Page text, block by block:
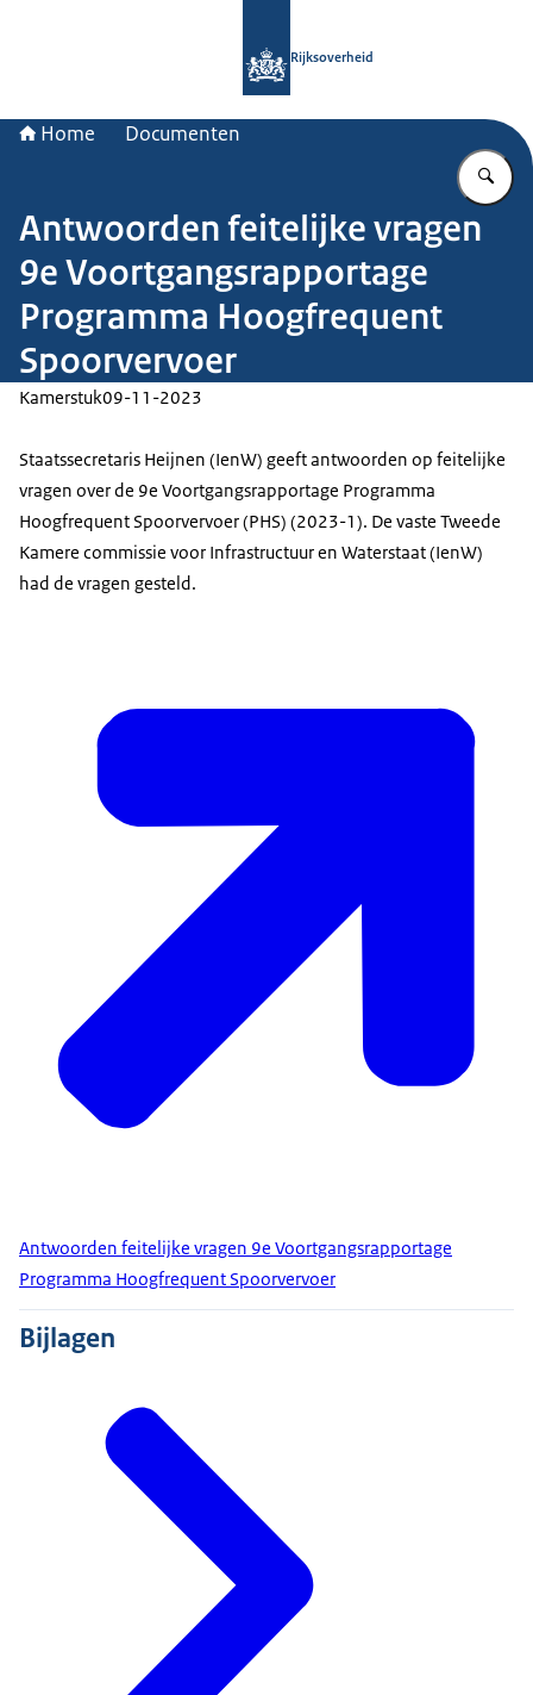
Rijksoverheid
Home Documenten
Antwoorden feitelijke vragen
9e Voortgangsrapportage
Programma Hoogfrequent
Spoorvervoer
Kamerstuk09-11-2023
Staatssecretaris Heijnen (IenW) geeft antwoorden op feitelijke
vragen over de 9e Voortgangsrapportage Programma
Hoogfrequent Spoorvervoer (PHS) (2023-1). De vaste Tweede
Kamere commissie voor Infrastructuur en Waterstaat (IenW)
had de vragen gesteld.
Antwoorden feitelijke vragen 9e Voortgangsrapportage
Programma Hoogfrequent Spoorvervoer
Bijlagen